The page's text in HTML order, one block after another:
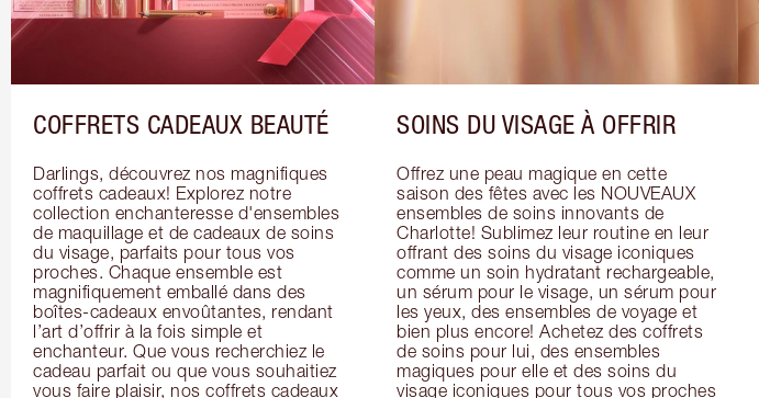
COFFRETS CADEAUX BEAUTÉ
Darlings, découvrez nos magnifiques
coffrets cadeaux! Explorez notre
collection enchanteresse d'ensembles
de maquillage et de cadeaux de soins
du visage, parfaits pour tous vos
proches. Chaque ensemble est
magnifiquement emballé dans des
boîtes-cadeaux envoûtantes, rendant
l’art d’offrir à la fois simple et
enchanteur. Que vous recherchiez le
cadeau parfait ou que vous souhaitiez
vous faire plaisir, nos coffrets cadeaux
SOINS DU VISAGE À OFFRIR
Offrez une peau magique en cette
saison des fêtes avec les NOUVEAUX
ensembles de soins innovants de
Charlotte! Sublimez leur routine en leur
offrant des soins du visage iconiques
comme un soin hydratant rechargeable,
un sérum pour le visage, un sérum pour
les yeux, des ensembles de voyage et
bien plus encore! Achetez des coffrets
de soins pour lui, des ensembles
magiques pour elle et des soins du
visage iconiques pour tous vos proches